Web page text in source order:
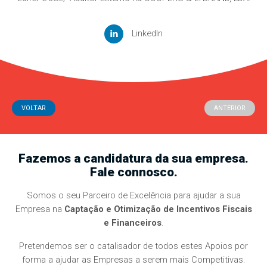
LinkedIn
VOLTAR ANTERIOR
Fazemos a candidatura da sua empresa.
Fale connosco.
Somos o seu Parceiro de Excelência para ajudar a sua
Empresa na Captação e Otimização de Incentivos Fiscais
e Financeiros.
Pretendemos ser o catalisador de todos estes Apoios por
forma a ajudar as Empresas a serem mais Competitivas.